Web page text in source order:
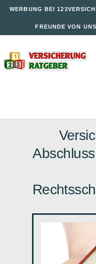
WERBUNG BEI
FREUNDE VON UNS